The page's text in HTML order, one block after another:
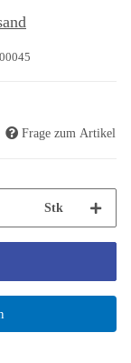
Frage zum Artikel
Stk